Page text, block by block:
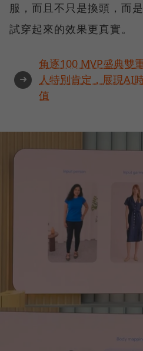
服，而且不只是換頭，而
試穿起來的效果更真實。
➜
角逐100 MVP盛典雙
人特別肯定，展現AI
值